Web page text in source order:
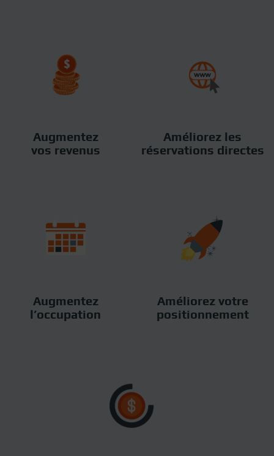
Augmentez
vos revenus
Améliorez les
réservations directes
Augmentez
l’occupation
Améliorez votre
positionnement